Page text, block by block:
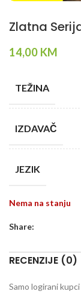
Zlatna
14,00 KM
TEŽINA
IZDAVAČ
JEZIK
Nema na stanju
Share:
RECENZIJE (0)
Samo logirani